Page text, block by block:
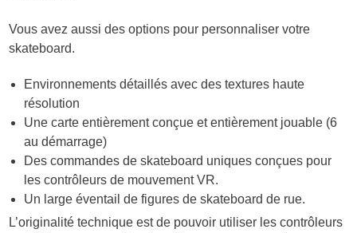
Vous avez aussi des options pour personnaliser votre
skateboard.
Environnements détaillés avec des textures haute
résolution
Une carte entièrement conçue et entièrement jouable (6
au démarrage)
Des commandes de skateboard uniques conçues pour
les contrôleurs de mouvement VR.
Un large éventail de figures de skateboard de rue.
L’originalité technique est de pouvoir utiliser les contrôleurs